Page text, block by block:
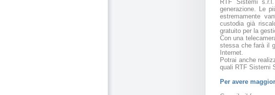
RTF Sistemi
generazione. Le
estremamente
custodia già
gratuito per la
Con una
stessa che farà il
Internet.
Potrai anche
quali RTF Sistemi
Per avere